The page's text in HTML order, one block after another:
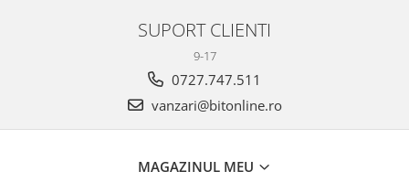
SUPORT CLIENTI
9-17
0727.747.511
vanzari@bitonline.ro
MAGAZINUL MEU